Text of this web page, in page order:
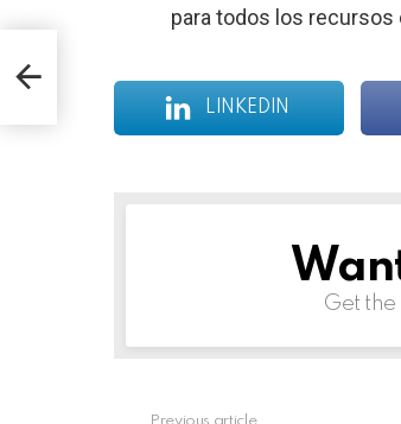
para todos los recursos
LINKEDIN
NEWSLETTER
Get